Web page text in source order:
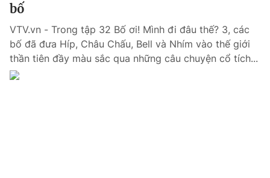
Pháp luật
bố
VTV.vn - Trong tập 32 Bố ơi! Mình đi đâu thế? 3, các
bố đã đưa Híp, Châu Chấu, Bell và Nhím vào thế giới
thần tiên đầy màu sắc qua những câu chuyện cổ tích...